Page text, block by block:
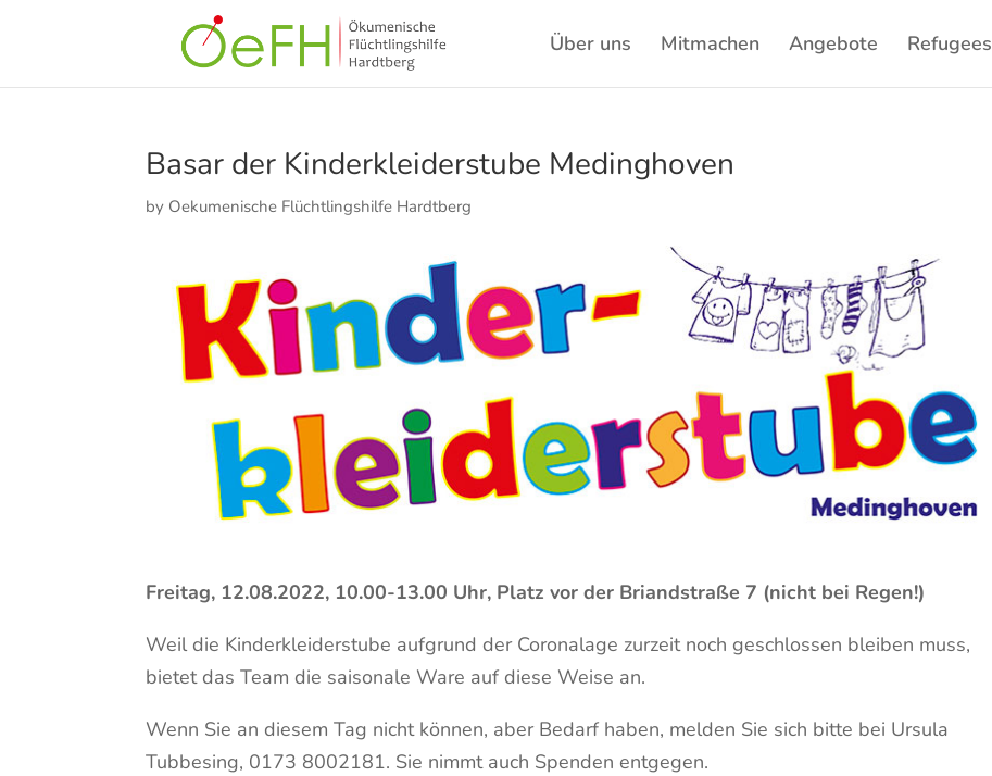
Über uns Mitmachen Angebote Refugees
Basar der Kinderkleiderstube Medinghoven
by Oekumenische Flüchtlingshilfe Hardtberg
Freitag, 12.08.2022, 10.00-13.00 Uhr, Platz vor der Briandstraße 7 (nicht bei Regen!)
Weil die Kinderkleiderstube aufgrund der Coronalage zurzeit noch geschlossen bleiben muss,
bietet das Team die saisonale Ware auf diese Weise an.
Wenn Sie an diesem Tag nicht können, aber Bedarf haben, melden Sie sich bitte bei Ursula
Tubbesing, 0173 8002181. Sie nimmt auch Spenden entgegen.